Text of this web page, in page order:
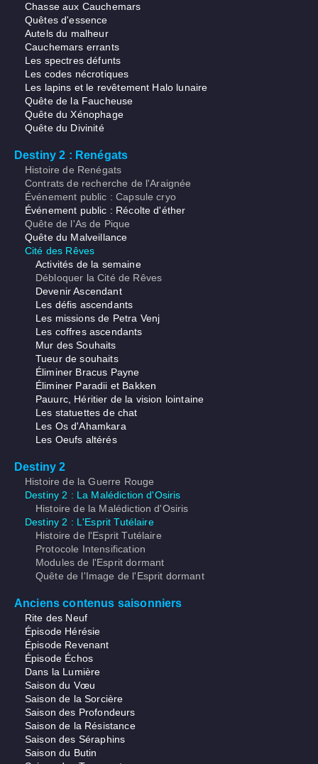
Chasse aux Cauchemars
Quêtes d'essence
Autels du malheur
Cauchemars errants
Les spectres défunts
Les codes nécrotiques
Les lapins et le revêtement Halo lunaire
Quête de la Faucheuse
Quête du Xénophage
Quête du Divinité
Destiny 2 : Renégats
Histoire de Renégats
Contrats de recherche de l'Araignée
Événement public : Capsule cryo
Événement public : Récolte d'éther
Quête de l'As de Pique
Quête du Malveillance
Cité des Rêves
Activités de la semaine
Débloquer la Cité de Rêves
Devenir Ascendant
Les défis ascendants
Les missions de Petra Venj
Les coffres ascendants
Mur des Souhaits
Tueur de souhaits
Éliminer Bracus Payne
Éliminer Paradii et Bakken
Pauurc, Héritier de la vision lointaine
Les statuettes de chat
Les Os d'Ahamkara
Les Oeufs altérés
Destiny 2
Histoire de la Guerre Rouge
Destiny 2 : La Malédiction d'Osiris
Histoire de la Malédiction d'Osiris
Destiny 2 : L'Esprit Tutélaire
Histoire de l'Esprit Tutélaire
Protocole Intensification
Modules de l'Esprit dormant
Quête de l'Image de l'Esprit dormant
Anciens contenus saisonniers
Rite des Neuf
Épisode Hérésie
Épisode Revenant
Épisode Échos
Dans la Lumière
Saison du Vœu
Saison de la Sorcière
Saison des Profondeurs
Saison de la Résistance
Saison des Séraphins
Saison du Butin